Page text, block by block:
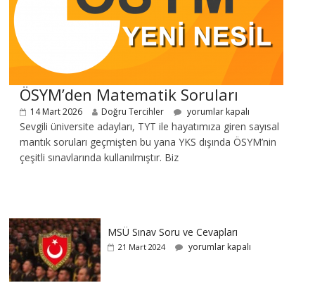
ÖSYM’den Matematik Soruları
14 Mart 2026 Doğru Tercihler yorumlar kapalı
Sevgili üniversite adayları, TYT ile hayatımıza giren sayısal
mantık soruları geçmişten bu yana YKS dışında ÖSYM’nin
çeşitli sınavlarında kullanılmıştır. Biz
MSÜ Sınav Soru ve Cevapları
21 Mart 2024 yorumlar kapalı